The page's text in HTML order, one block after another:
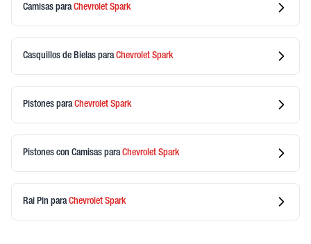
Camisas paraChevrolet Spark
Casquillos de Bielas paraChevrolet Spark
Pistones paraChevrolet Spark
Pistones con Camisas paraChevrolet Spark
Rai Pin paraChevrolet Spark